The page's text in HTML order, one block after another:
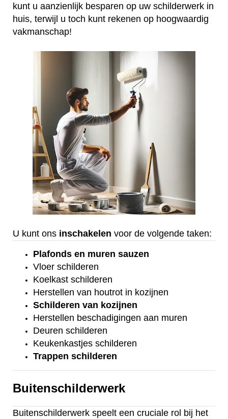
kunt u aanzienlijk besparen op uw schilderwerk in
huis, terwijl u toch kunt rekenen op hoogwaardig
vakmanschap!
U kunt ons inschakelen voor de volgende taken:
Plafonds en muren sauzen
Vloer schilderen
Koelkast schilderen
Herstellen van houtrot in kozijnen
Schilderen van kozijnen
Herstellen beschadigingen aan muren
Deuren schilderen
Keukenkastjes schilderen
Trappen schilderen
Buitenschilderwerk
Buitenschilderwerk speelt een cruciale rol bij het